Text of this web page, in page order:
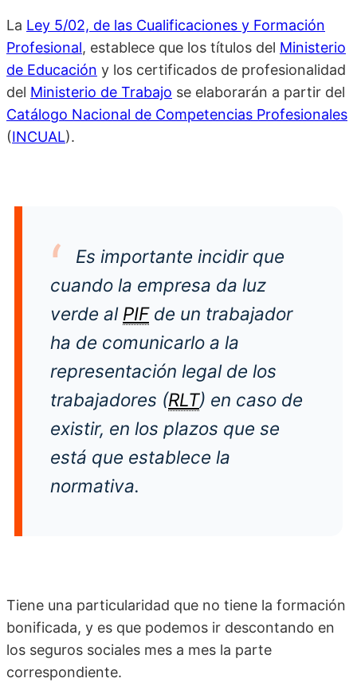
La Ley 5/02, de las Cualificaciones y Formación
Profesional, establece que los títulos del Ministerio
de Educación y los certificados de profesionalidad
del Ministerio de Trabajo se elaborarán a partir del
Catálogo Nacional de Competencias Profesionales
(INCUAL).
Es importante incidir que
cuando la empresa da luz
verde al PIFde un trabajador
ha de comunicarlo a la
representación legal de los
trabajadores (RLT) en caso de
existir, en los plazos que se
está que establece la
normativa.
Tiene una particularidad que no tiene la formación
bonificada, y es que podemos ir descontando en
los seguros sociales mes a mes la parte
correspondiente.